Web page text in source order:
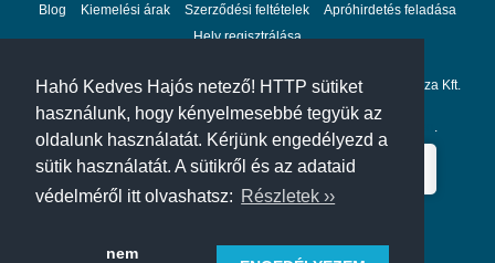
Hahó Kedves Hajós netező! HTTP sütiket
használunk, hogy kényelmesebbé tegyük az
oldalunk használatát. Kérjünk engedélyezd a
sütik használatát. A sütikről és az adataid
védelméről itt olvashatsz: Részletek ››
nem
Blog Kiemelési árak Szerződési feltételek
Apróhirdetés feladása
Hely regisztrálása
Adatvédelem Impresszum A hahohajo.hu kiadója a GlobalPlaza Kft.
A hahohajo.hu online bankkártyás fizetési partnere az .